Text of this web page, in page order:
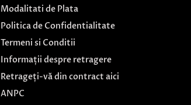
Modalitati de Plata
Politica de Confidentialitate
Termeni si Conditii
Informații despre retragere
Retrageți-vă din contract aici
ANPC